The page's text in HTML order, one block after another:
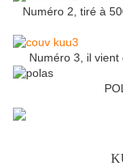
Numéro 2, tiré à
Numéro 3, il vient